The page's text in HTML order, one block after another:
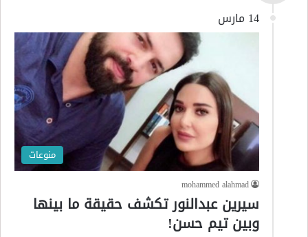
14 مارس
منوعات
mohammed alahmad
سيرين عبدالنور تكشف حقيقة ما بينها
وبين تيم حسن!